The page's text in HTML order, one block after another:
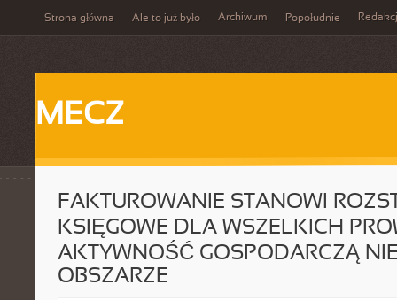
Strona główna Ale to już było Archiwum Popołudnie
MECZ
FAKTUROWANIE STANOWI
KSIĘGOWE DLA WSZELKICH
AKTYWNOŚĆ GOSPODARCZĄ
OBSZARZE